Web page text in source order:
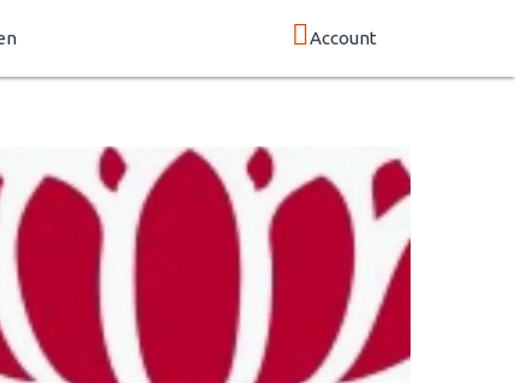
Account